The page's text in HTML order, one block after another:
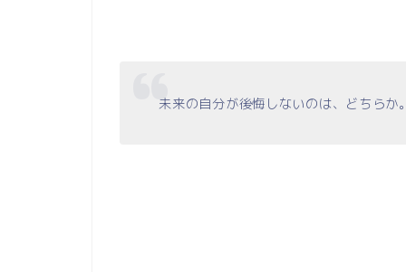
未来の自分が後悔しないのは、どちらか。